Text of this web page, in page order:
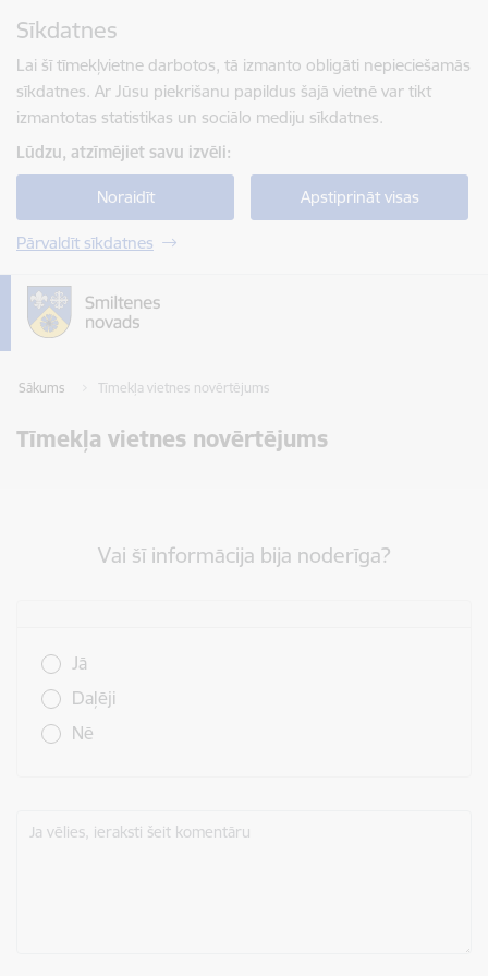
Sīkdatnes
Lai šī tīmekļvietne darbotos, tā izmanto obligāti nepieciešamās
sīkdatnes. Ar Jūsu piekrišanu papildus šajā vietnē var tikt
izmantotas statistikas un sociālo mediju sīkdatnes.
Lūdzu, atzīmējiet savu izvēli:
Noraidīt Apstiprināt visas
Pārvaldīt sīkdatnes
Sākums Tīmekļa vietnes novērtējums
Tīmekļa vietnes novērtējums
Vai šī informācija bija noderīga?
Jā
Daļēji
Nē
Ja vēlies, ieraksti šeit komentāru